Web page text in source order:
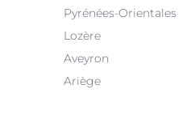
Pyrénées-Orientales
Lozère
Aveyron
Ariège